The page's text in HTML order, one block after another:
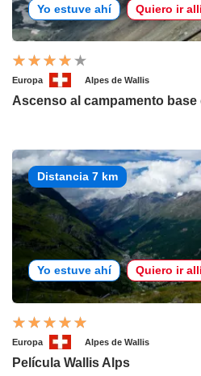
Yo estuve ahí Quiero ir
Europa Alpes de Wallis
Ascenso al campamento
Distancia 7 km
Yo estuve ahí Quiero ir
Europa Alpes de Wallis
Película Wallis Alps